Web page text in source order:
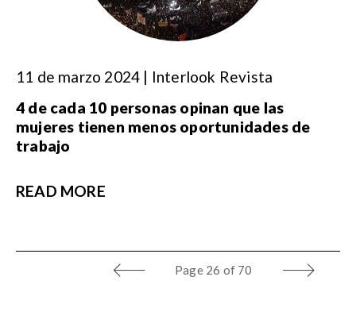
11 de marzo 2024 | Interlook Revista
4 de cada 10 personas opinan que las
mujeres tienen menos oportunidades de
trabajo
READ MORE
Page 26 of 70